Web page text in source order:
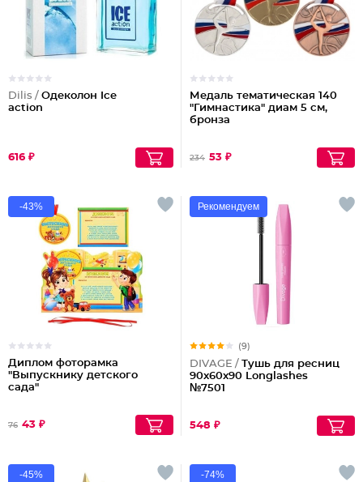
Dilis / Одеколон Ice
action
616 ₽
Медаль тематическая 140
"Гимнастика" диам 5 см,
бронза
234 53 ₽
-43%
Диплом фоторамка
"Выпускнику детского
сада"
76 43 ₽
Рекомендуем
(9)
DIVAGE / Тушь для ресниц
90x60x90 Longlashes
№7501
548 ₽
-45% -74%